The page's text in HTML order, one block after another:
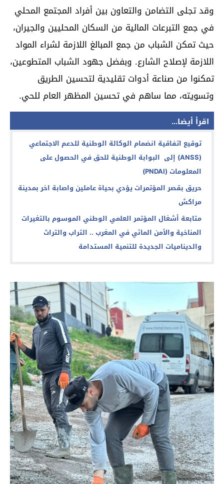
وقد تجلى التضامن والتعاون بين أفراد المجتمع المحلي
في جمع التبرعات المالية من السكان المحليين والجيران،
حيث تمكن الشباب من جمع المبالغ اللازمة لشراء المواد
اللازمة لإصلاح الشارع. وبفضل جهود الشباب المتطوعين،
تمكنوا من صناعة أدوات تقليدية لتحسين الطريق
وتسويته، مما ساهم في تحسين المظهر العام للحي.
اقرأ أيضا...
توقيع اتفاقية انضمام الوكالة الوطنية للدعم الاجتماعي
(ANSS) إلى البوابة الوطنية للحق في الحصول على
المعلومات (PNDAI)
حريق بقصر المؤتمرات يؤدي بحياة عاملين واصابة اخر بمدينة
مراكش
متابعة أشغال المؤتمر العلمي الوطني الموسوم بالتغيرات
المناخية والأمن المائي في المغرب .. التراب والتراث
والديناميات الجديدة للتنمية المستدامة